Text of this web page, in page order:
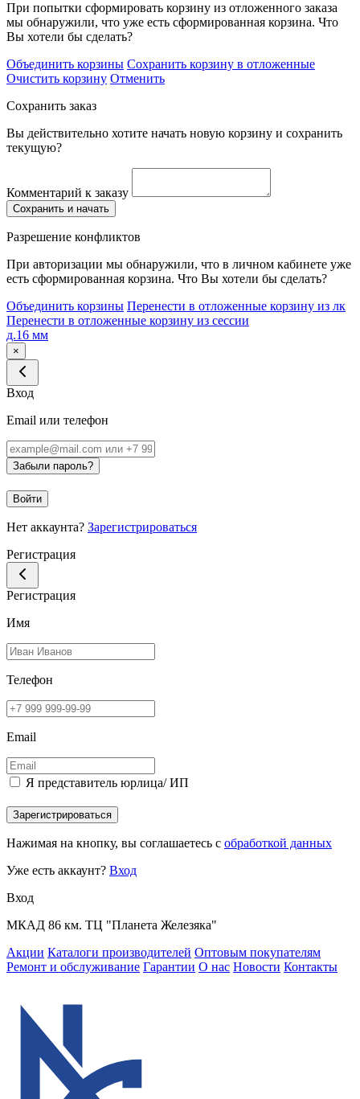
При попытки сформировать корзину из отложенного заказа
мы обнаружили, что уже есть сформированная корзина. Что
Вы хотели бы сделать?
Объединить корзины Сохранить корзину в отложенные
Очистить корзину Отменить
Сохранить заказ
Вы действительно хотите начать новую корзину и сохранить
текущую?
Комментарий к заказу
Сохранить и начать
Разрешение конфликтов
При авторизации мы обнаружили, что в личном кабинете уже
есть сформированная корзина. Что Вы хотели бы сделать?
Объединить корзины Перенести в отложенные корзину из лк
Перенести в отложенные корзину из сессии
д.16 мм
×
Вход
Email или телефон
Забыли пароль?
Войти
Нет аккаунта? Зарегистрироваться
Регистрация
Регистрация
Имя
Телефон
Email
Я представитель юрлица/ ИП
Зарегистрироваться
Нажимая на кнопку, вы соглашаетесь с обработкой данных
Уже есть аккаунт? Вход
Вход
МКАД 86 км. ТЦ "Планета Железяка"
Акции Каталоги производителей Оптовым покупателям
Ремонт и обслуживание Гарантии О нас Новости Контакты